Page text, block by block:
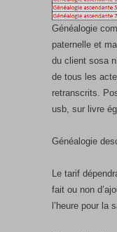
Généalogie
paternelle et
du client sosa
de tous les
retranscrits.
usb, sur livre
Généalogie
Le tarif
fait ou non
l’heure pour la